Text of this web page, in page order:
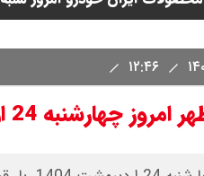
۱۷ مرداد ۱۴۰۵ / شاخص افزایشی شد + تحلیل